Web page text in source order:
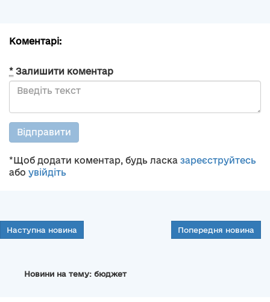
Коментарі:
* Залишити коментар
Відправити
*Щоб додати коментар, будь ласка зареєструйтесь
або увійдіть
Наступна новина Попередня новина
Новини на тему: бюджет